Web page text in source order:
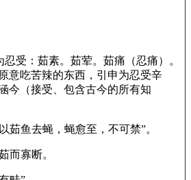
忍受：茹素。茹荤。茹痛（忍痛）。
意吃苦辣的东西，引申为忍受辛
今（接受、包含古今的所有知
茹鱼去蝇，蝇愈至，不可禁”。
而寡断。